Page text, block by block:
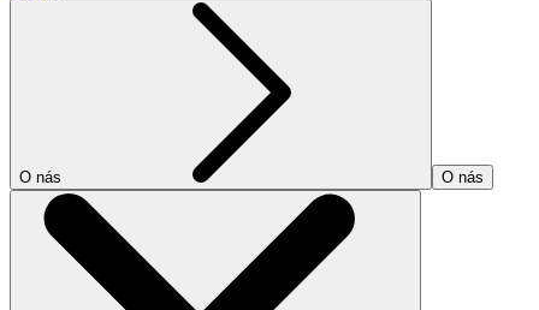
O nás O nás